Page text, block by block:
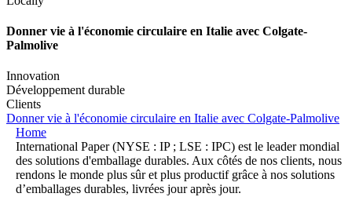
Donner vie à l'économie circulaire en Italie avec Colgate-
Palmolive
Innovation
Développement durable
Clients
Donner vie à l'économie circulaire en Italie avec Colgate-Palmolive
Home
International Paper (NYSE : IP ; LSE : IPC) est le leader mondial
des solutions d'emballage durables. Aux côtés de nos clients, nous
rendons le monde plus sûr et plus productif grâce à nos solutions
d’emballages durables, livrées jour après jour.